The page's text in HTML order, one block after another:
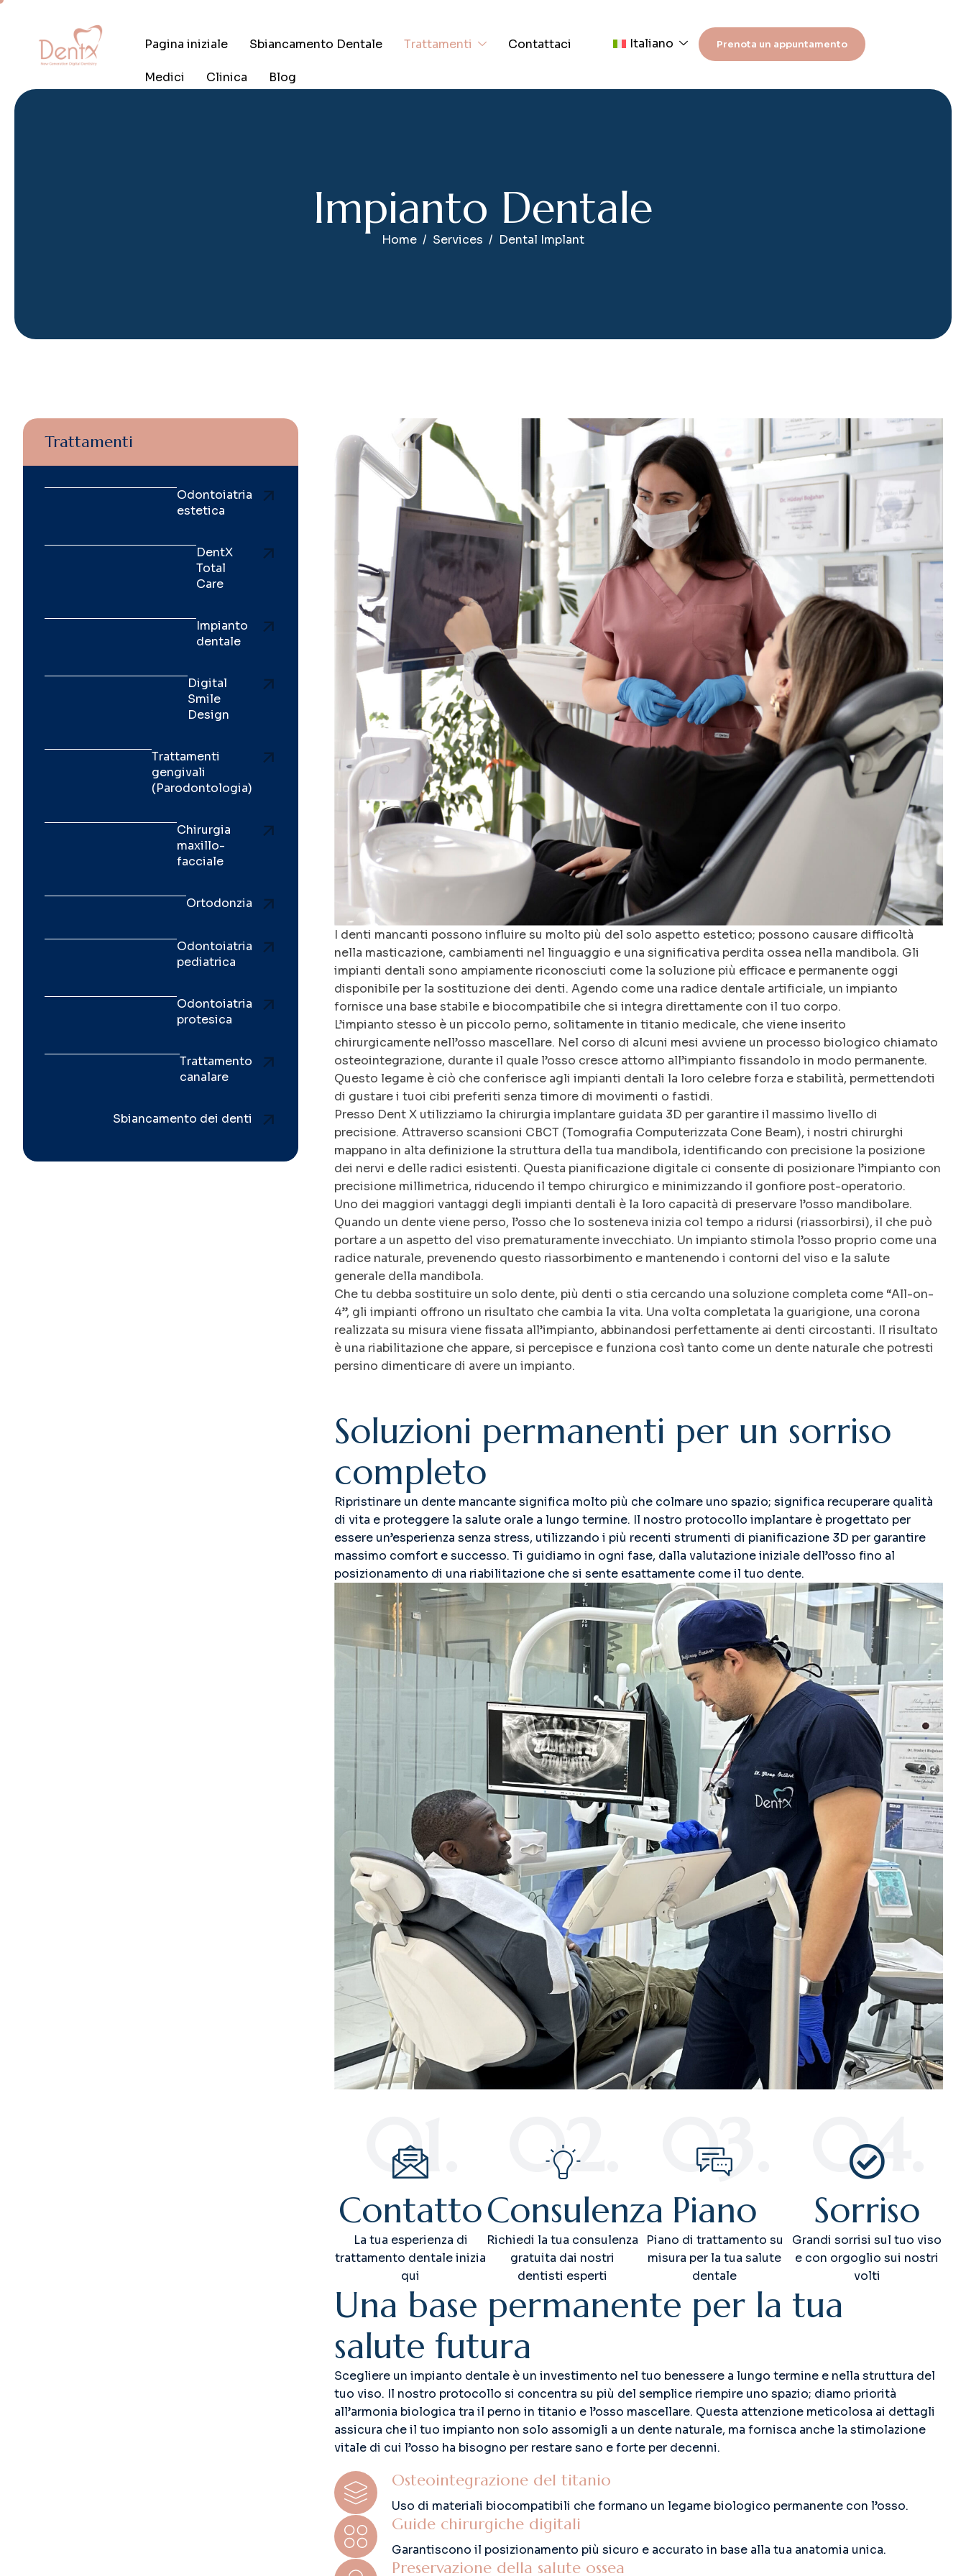
Pagina iniziale Sbiancamento Dentale Trattamenti Contattaci
Medici Clinica Blog
Prenota un appuntamento
Italiano
Impianto Dentale
Home Services Dental Implant
Trattamenti
Odontoiatria
estetica
DentX
Total
Care
Impianto
dentale
Digital
Smile
Design
Trattamenti
gengivali
(Parodontologia)
Chirurgia
maxillo-
facciale
Ortodonzia
Odontoiatria
pediatrica
Odontoiatria
protesica
Trattamento
canalare
Sbiancamento dei denti
I denti mancanti possono influire su molto più del solo aspetto estetico; possono causare difficoltà
nella masticazione, cambiamenti nel linguaggio e una significativa perdita ossea nella mandibola. Gli
impianti dentali sono ampiamente riconosciuti come la soluzione più efficace e permanente oggi
disponibile per la sostituzione dei denti. Agendo come una radice dentale artificiale, un impianto
fornisce una base stabile e biocompatibile che si integra direttamente con il tuo corpo.
L’impianto stesso è un piccolo perno, solitamente in titanio medicale, che viene inserito
chirurgicamente nell’osso mascellare. Nel corso di alcuni mesi avviene un processo biologico chiamato
osteointegrazione, durante il quale l’osso cresce attorno all’impianto fissandolo in modo permanente.
Questo legame è ciò che conferisce agli impianti dentali la loro celebre forza e stabilità, permettendoti
di gustare i tuoi cibi preferiti senza timore di movimenti o fastidi.
Presso Dent X utilizziamo la chirurgia implantare guidata 3D per garantire il massimo livello di
precisione. Attraverso scansioni CBCT (Tomografia Computerizzata Cone Beam), i nostri chirurghi
mappano in alta definizione la struttura della tua mandibola, identificando con precisione la posizione
dei nervi e delle radici esistenti. Questa pianificazione digitale ci consente di posizionare l’impianto con
precisione millimetrica, riducendo il tempo chirurgico e minimizzando il gonfiore post-operatorio.
Uno dei maggiori vantaggi degli impianti dentali è la loro capacità di preservare l’osso mandibolare.
Quando un dente viene perso, l’osso che lo sosteneva inizia col tempo a ridursi (riassorbirsi), il che può
portare a un aspetto del viso prematuramente invecchiato. Un impianto stimola l’osso proprio come una
radice naturale, prevenendo questo riassorbimento e mantenendo i contorni del viso e la salute
generale della mandibola.
Che tu debba sostituire un solo dente, più denti o stia cercando una soluzione completa come “All-on-
4”, gli impianti offrono un risultato che cambia la vita. Una volta completata la guarigione, una corona
realizzata su misura viene fissata all’impianto, abbinandosi perfettamente ai denti circostanti. Il risultato
è una riabilitazione che appare, si percepisce e funziona così tanto come un dente naturale che potresti
persino dimenticare di avere un impianto.
Soluzioni permanenti per un sorriso
completo
Ripristinare un dente mancante significa molto più che colmare uno spazio; significa recuperare qualità
di vita e proteggere la salute orale a lungo termine. Il nostro protocollo implantare è progettato per
essere un’esperienza senza stress, utilizzando i più recenti strumenti di pianificazione 3D per garantire
massimo comfort e successo. Ti guidiamo in ogni fase, dalla valutazione iniziale dell’osso fino al
posizionamento di una riabilitazione che si sente esattamente come il tuo dente.
01.
Contatto
La tua esperienza di
trattamento dentale inizia
qui
02.
Consulenza
Richiedi la tua consulenza
gratuita dai nostri
dentisti esperti
03.
Piano
Piano di trattamento su
misura per la tua salute
dentale
04.
Sorriso
Grandi sorrisi sul tuo viso
e con orgoglio sui nostri
volti
Una base permanente per la tua
salute futura
Scegliere un impianto dentale è un investimento nel tuo benessere a lungo termine e nella struttura del
tuo viso. Il nostro protocollo si concentra su più del semplice riempire uno spazio; diamo priorità
all’armonia biologica tra il perno in titanio e l’osso mascellare. Questa attenzione meticolosa ai dettagli
assicura che il tuo impianto non solo assomigli a un dente naturale, ma fornisca anche la stimolazione
vitale di cui l’osso ha bisogno per restare sano e forte per decenni.
Osteointegrazione del titanio
Uso di materiali biocompatibili che formano un legame biologico permanente con l’osso.
Guide chirurgiche digitali
Garantiscono il posizionamento più sicuro e accurato in base alla tua anatomia unica.
Preservazione della salute ossea